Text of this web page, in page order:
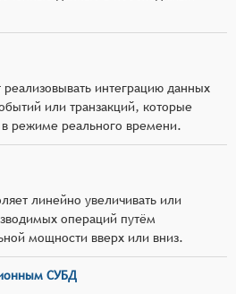
реализовывать интеграцию данных
или транзакций, которые
режиме реального времени.
линейно увеличивать или
операций путём
мощности вверх или вниз.
СУБД